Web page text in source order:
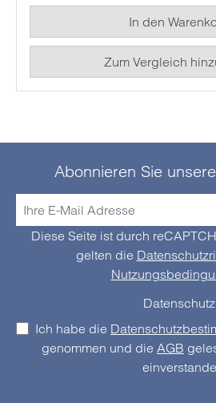
einem Luftfeuchtigkeits-/
einem Typ-K- Sensor, um
oder die Luftfeuchtigkeiten zu
In den
Zum Vergleich
Abonnieren Sie
Diese Seite ist durch
gelten die
Datenschutz
Ich habe die
genommen und die AGB